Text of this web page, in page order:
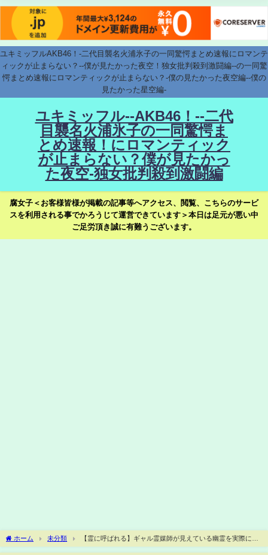
ユキミッフルAKB46！-二代目襲名火浦氷子の一同驚愕まとめ速報にロマンテ
ィックが止まらない？--僕が見たかった夜空！独女批判殺到激闘編--の一同驚
愕まとめ速報にロマンティックが止まらない？-僕の見たかった夜空編--僕の
見たかった星空編-
ユキミッフル--AKB46！--二代
目襲名火浦氷子の一同驚愕ま
とめ速報！にロマンティック
が止まらない？僕が見たかっ
た夜空-独女批判殺到激闘編
腐女子＜お客様皆様が掲載の記事等へアクセス、閲覧、こちらのサービ
スを利用される事でかろうじて運営できています＞本日は足元が悪い中
ご足労頂き誠に有難うございます。
ホーム 未分類
【霊に呼ばれる】ギャル霊媒師が見えている幽霊を実際に描
いてもらってみたら衝撃過ぎた！【ラファエル】